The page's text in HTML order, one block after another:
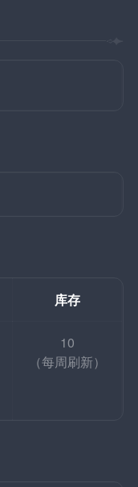
库存
10
（每周刷新）